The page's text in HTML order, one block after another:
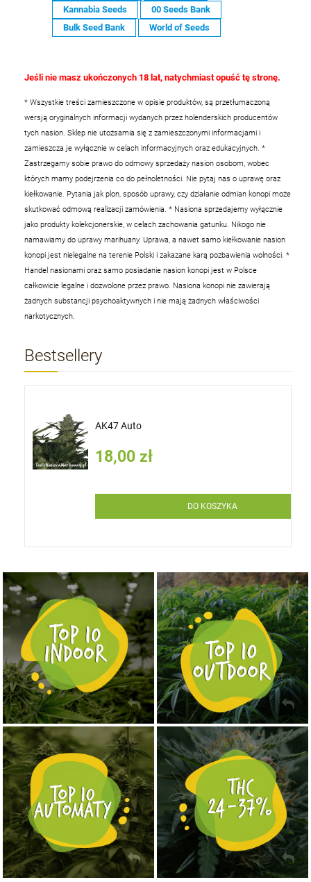
Kannabia Seeds
00 Seeds Bank
Bulk Seed Bank
World of Seeds
Jeśli nie masz ukończonych 18 lat, natychmiast opuść tę stronę.
* Wszystkie treści zamieszczone w opisie produktów, są przetłumaczoną
wersją oryginalnych informacji wydanych przez holenderskich producentów
tych nasion. Sklep nie utożsamia się z zamieszczonymi informacjami i
zamieszcza je wyłącznie w celach informacyjnych oraz edukacyjnych. *
Zastrzegamy sobie prawo do odmowy sprzedaży nasion osobom, wobec
których mamy podejrzenia co do pełnoletności. Nie pytaj nas o uprawę oraz
kiełkowanie. Pytania jak plon, sposób uprawy, czy działanie odmian konopi może
skutkować odmową realizacji zamówienia. * Nasiona sprzedajemy wyłącznie
jako produkty kolekcjonerskie, w celach zachowania gatunku. Nikogo nie
namawiamy do uprawy marihuany. Uprawa, a nawet samo kiełkowanie nasion
konopi jest nielegalne na terenie Polski i zakazane karą pozbawienia wolności. *
Handel nasionami oraz samo posiadanie nasion konopi jest w Polsce
całkowicie legalne i dozwolone przez prawo. Nasiona konopi nie zawierają
żadnych substancji psychoaktywnych i nie mają żadnych właściwości
narkotycznych.
Bestsellery
AK47 Auto
18,00 zł
DO KOSZYKA
NASIONA MARIHUANY TOP 10 INDOOR
KUP TERAZ NASIONA MARIHUANY TOP 10 OUTDOOR
KUP TERAZ
NASIONA MARIHUANY TOP 10 AUTOFLOWERING
KUP TERAZ MOCNE ODMIANY MARIHUANY THC OD 24 - 37%
KUP TERAZ